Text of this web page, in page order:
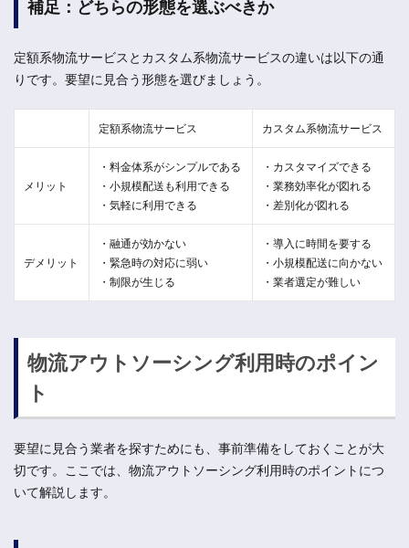
補足：どちらの形態を選ぶべきか
定額系物流サービスとカスタム系物流サービスの違いは以下の通
りです。要望に見合う形態を選びましょう。
定額系物流サービス カスタム系物流サービス
メリット
・料金体系がシンプルである
・小規模配送も利用できる
・気軽に利用できる
・カスタマイズできる
・業務効率化が図れる
・差別化が図れる
デメリット
・融通が効かない
・緊急時の対応に弱い
・制限が生じる
・導入に時間を要する
・小規模配送に向かない
・業者選定が難しい
物流アウトソーシング利用時のポイン
ト
要望に見合う業者を探すためにも、事前準備をしておくことが大
切です。ここでは、物流アウトソーシング利用時のポイントにつ
いて解説します。